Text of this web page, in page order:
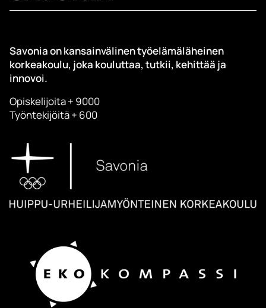
Savonia on kansainvälinen työelämäläheinen
korkeakoulu, joka kouluttaa, tutkii, kehittää ja
innovoi.
Opiskelijoita + 9000
Työntekijöitä + 600